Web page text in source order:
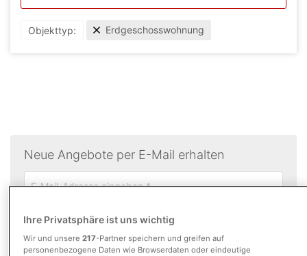
Objekttyp: Erdgeschosswohnung
Neue Angebote per E-Mail erhalten
täglich
Suche speichern
Ihre Privatsphäre ist uns wichtig
Wir und unsere 217-Partner speichern und greifen auf
personenbezogene Daten wie Browserdaten oder eindeutige